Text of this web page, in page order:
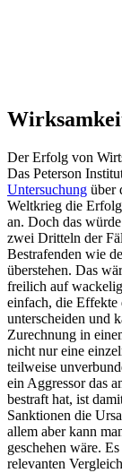
Der Erfolg von
Das Peterson
Unter­su­chung über
Weltkrieg die
an. Doch das
zwei Dritteln der
Bestra­fenden wie
über­stehen. Das
freilich auf
einfach, die Effekte
unter­scheiden und
Zurechnung in
nicht nur eine
teilweise
ein Aggressor das
bestraft hat, ist
Sanktionen die
allem aber kann
geschehen wäre.
relevanten